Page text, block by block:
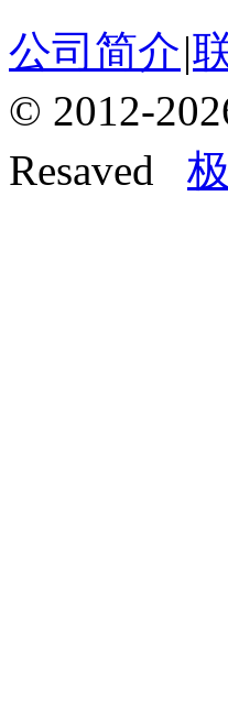
公司简介|
© 2012-
Resaved